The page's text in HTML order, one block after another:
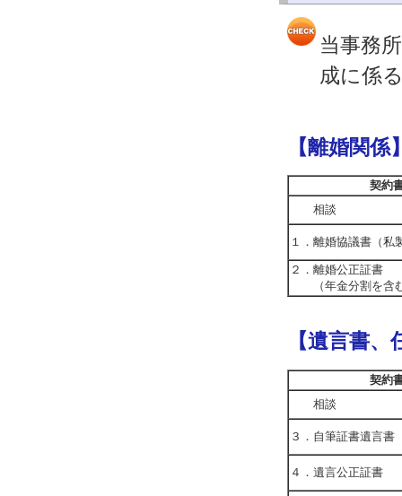
当事務
成に係
【離婚関係
契約
相談
１．離婚協議書（私
２．離婚公正証書
（年金分割を含
【遺言書
契約
相談
３．自筆証書遺言書
４．遺言公正証書